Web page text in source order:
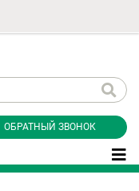
ОБРАТНЫЙ ЗВОНОК